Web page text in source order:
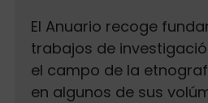
El Anuario recoge
trabajos de
el campo de la
en algunos de sus